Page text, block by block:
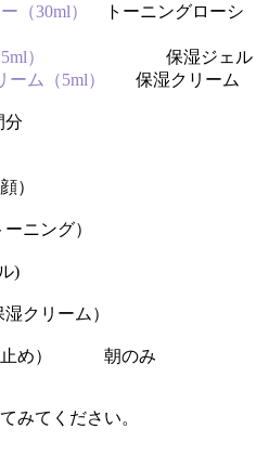
（30ml）
トーニングローシ
）
保湿ジェル
ーム（5ml）
保湿クリーム
分
）
ーニング）
)
湿クリーム）
止め） 朝のみ
みてください。